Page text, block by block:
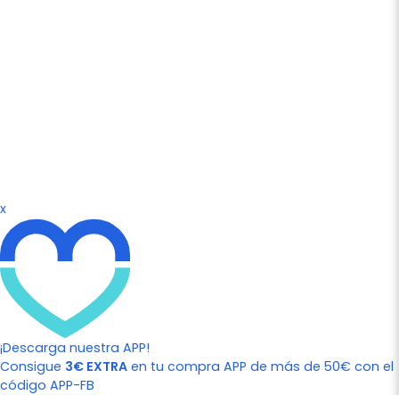
x
¡Descarga nuestra APP!
Consigue 3€ EXTRA en tu compra APP de más de 50€ con el
código APP-FB